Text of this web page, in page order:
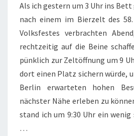
Als ich gestern um 3 Uhr ins
nach einem im Bierzelt des
Volksfestes verbrachten
rechtzeitig auf die Beine
pünklich zur Zeltöffnung um 9
dort einen Platz sichern würde,
Berlin erwarteten hohen
nächster Nähe erleben zu
stand ich um 9:30 Uhr ein
…